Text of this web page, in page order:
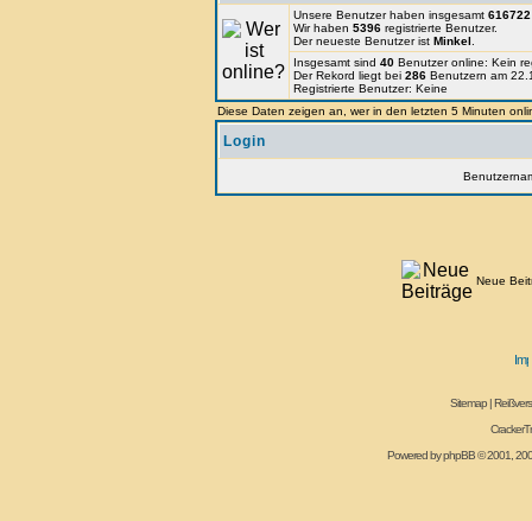
Unsere Benutzer haben insgesamt 616722
Wir haben 5396 registrierte Benutzer.
Der neueste Benutzer ist Minkel
Insgesamt sind 40 Benutzer online: Kein
Der Rekord liegt bei 286 Benutzern am
Registrierte Benutzer: Keine
Diese Daten zeigen an, wer in den letzten 5 Minuten
Login
Neue
Sitemap|
Powered byphpBB© 2001,